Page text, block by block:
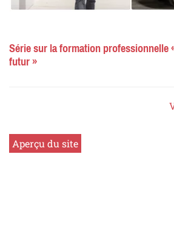
Série sur la formation professionnelle
futur »
Aperçu du site